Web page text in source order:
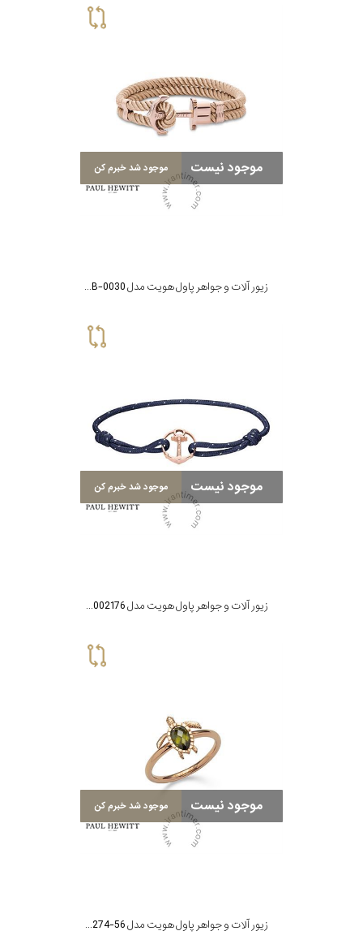
موجود نیست موجود شد خبرم کن
زیور آلات و جواهر پاول هویت مدل PH-FB-0030
موجود نیست موجود شد خبرم کن
زیور آلات و جواهر پاول هویت مدل PH002176
موجود نیست موجود شد خبرم کن
زیور آلات و جواهر پاول هویت مدل PH-JE-0274-56